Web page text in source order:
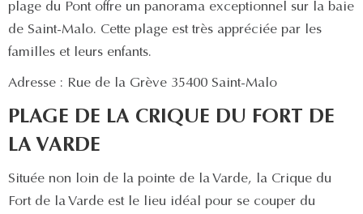
plage du Pont offre un panorama exceptionnel sur la baie
de Saint-Malo. Cette plage est très appréciée par les
familles et leurs enfants.
Adresse : Rue de la Grève 35400 Saint-Malo
PLAGE DE LA CRIQUE DU FORT DE
LA VARDE
Située non loin de la pointe de la Varde, la Crique du
Fort de la Varde est le lieu idéal pour se couper du